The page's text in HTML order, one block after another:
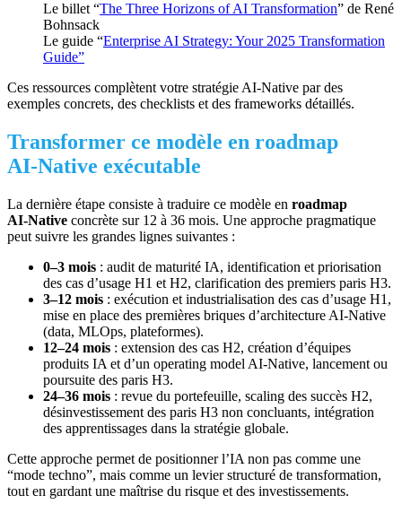
Le billet “The Three Horizons of AI Transformation” de René
Bohnsack
Le guide “Enterprise AI Strategy: Your 2025 Transformation
Guide”
Ces ressources complètent votre stratégie AI‑Native par des
exemples concrets, des checklists et des frameworks détaillés.
Transformer ce modèle en roadmap
AI‑Native exécutable
La dernière étape consiste à traduire ce modèle en roadmap
AI‑Native concrète sur 12 à 36 mois. Une approche pragmatique
peut suivre les grandes lignes suivantes :
0–3 mois : audit de maturité IA, identification et priorisation
des cas d’usage H1 et H2, clarification des premiers paris H3.
3–12 mois : exécution et industrialisation des cas d’usage H1,
mise en place des premières briques d’architecture AI‑Native
(data, MLOps, plateformes).
12–24 mois : extension des cas H2, création d’équipes
produits IA et d’un operating model AI‑Native, lancement ou
poursuite des paris H3.
24–36 mois : revue du portefeuille, scaling des succès H2,
désinvestissement des paris H3 non concluants, intégration
des apprentissages dans la stratégie globale.
Cette approche permet de positionner l’IA non pas comme une
“mode techno”, mais comme un levier structuré de transformation,
tout en gardant une maîtrise du risque et des investissements.